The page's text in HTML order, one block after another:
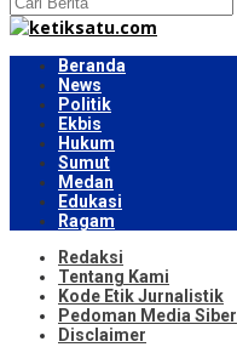
Beranda
News
Politik
Ekbis
Hukum
Sumut
Medan
Edukasi
Ragam
Redaksi
Tentang Kami
Kode Etik Jurnalistik
Pedoman Media Siber
Disclaimer